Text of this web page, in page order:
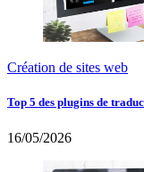
Création de sites web
Top 5 des plugins de
16/05/2026